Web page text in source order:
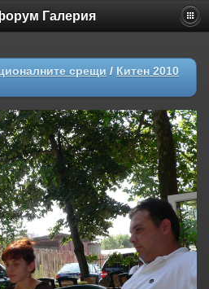
Галерия
срещи / Китен 2010